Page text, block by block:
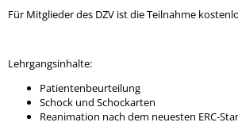
Für Mitglieder des DZV ist die Teilnahme
Lehrgangsinhalte:
Patientenbeurteilung
Schock und Schockarten
Reanimation nach dem neuesten ERC-